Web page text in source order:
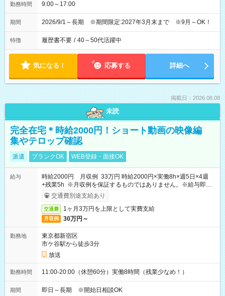
勤務時間 9:00～17:00
期間 2026/9/1～長期 ※期間限定:2027年3月末まで ※9月～OK！
特徴 履歴書不要 / 40～50代活躍中
気になる！ 応募する 詳細へ
掲載日：2026.08.08
未読
完全在宅＊時給2000円！ショート動画の映像編
集やテロップ確認
派遣 ブランクOK WEB登録・面接OK
給与
時給2000円 月収例 33万円 時給2000円×実働8h×週5日×4週
+残業5h ※月収例を保証するものではありません。※給与即受
取りサービス利用可（利用条件有）
交通費別途支給あり
交通費 1ヶ月3万円を上限として実費支給
月収例 30万円～
勤務地
東京都新宿区
市ケ谷駅から徒歩3分
放送
勤務時間 11:00-20:00（休憩60分）実働8時間（残業少なめ！）
期間 即日～長期 ※開始日相談OK